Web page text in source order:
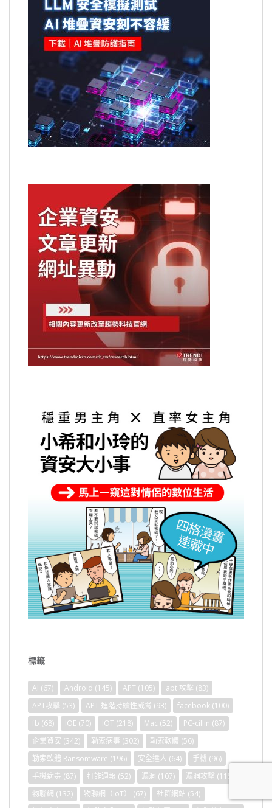
標籤
AI (67) Android (145) APT (105) apt 攻擊 (83)
APT攻擊 (53) APT 進階持續性威脅 (93) facebook (100)
fb (68) IOE (70) IOT (218) Mac (52) PC-cillin (87)
企業資安 (342) 勒索病毒 (302) 勒索軟體 (56)
勒索軟體 Ransomware (196) 安全達人 (64) 手機 (96)
手機病毒 (87) 打詐週報 (52) 漏洞 (107) 漏洞攻擊 (115)
物聯網 (132) 物聯網（IoT） (67) 社群網站 (54)